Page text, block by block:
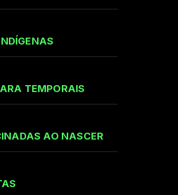
TEMPORAIS
AO NASCER